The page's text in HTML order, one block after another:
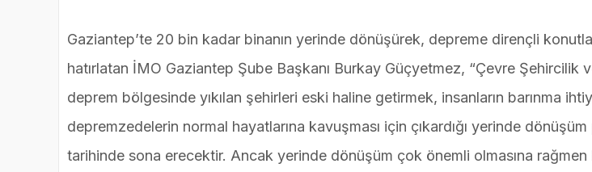
Gaziantep’te 20 bin kadar binanın yerinde dönüşürek, depreme dirençli
hatırlatan İMO Gaziantep Şube Başkanı Burkay Güçyetmez, “Çevre Şehircilik
deprem bölgesinde yıkılan şehirleri eski haline getirmek, insanların barınma
depremzedelerin normal hayatlarına kavuşması için çıkardığı yerinde
tarihinde sona erecektir. Ancak yerinde dönüşüm çok önemli olmasına